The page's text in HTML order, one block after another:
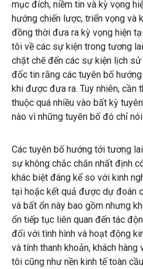
mục đích, niềm tin và kỳ vọng
hướng chiến lược, triển vọng và
đồng thời đưa ra kỳ vọng hiện
tôi về các sự kiện trong tương
chặt chẽ đến các sự kiện lịch sử
đốc tin rằng các tuyên bố
khi được đưa ra. Tuy nhiên, cần
thuộc quá nhiều vào bất kỳ
nào vì những tuyên bố đó chỉ
Các tuyên bố hướng tới tương
sự không chắc chắn nhất định
khác biệt đáng kể so với kinh
tại hoặc kết quả được dự đoán
và bất ổn này bao gồm nhưng
ổn tiếp tục liên quan đến tác
đối với tình hình và hoạt động
và tính thanh khoản, khách hàng
tôi cũng như nền kinh tế toàn